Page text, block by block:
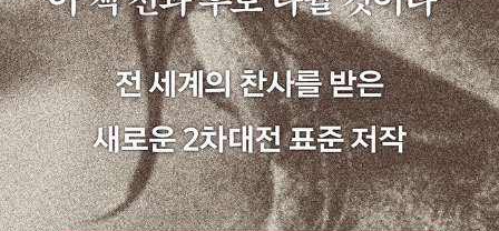
임스 세계사』의 총괄 편집자를 맡아 세계사 핵심 연대를 엮고 여
러 개정판을 이끌었다.